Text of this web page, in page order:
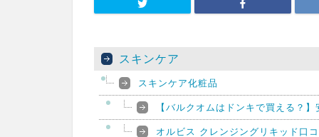
スキンケア
スキンケア化粧品
【バルクオムはドンキで買える？
オルビス クレンジングリキッド口